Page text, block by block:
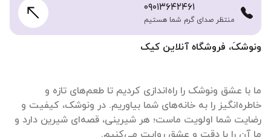
ونوشکَ، فروشگاه آنلاین کیک
ما با عشق ونوشک را راه‌اندازی کردیم تا طعم‌های تازه و
خاطره‌انگیز را به خانه‌های شما بیاوریم. در ونوشک، کیفیت و
رضایت شما اولویت ماست؛ هر شیرینی، قصه‌ای شیرین دارد و
۰۹۰۱۳۶۴۲۴۶۱
منتظر صدای گرم شما هستیم